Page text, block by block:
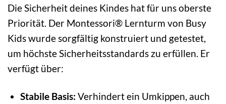
Die Sicherheit deines Kindes hat für uns oberste
Priorität. Der Montessori® Lernturm von Busy
Kids wurde sorgfältig konstruiert und getestet,
um höchste Sicherheitsstandards zu erfüllen. Er
verfügt über:
Stabile Basis: Verhindert ein Umkippen, auch